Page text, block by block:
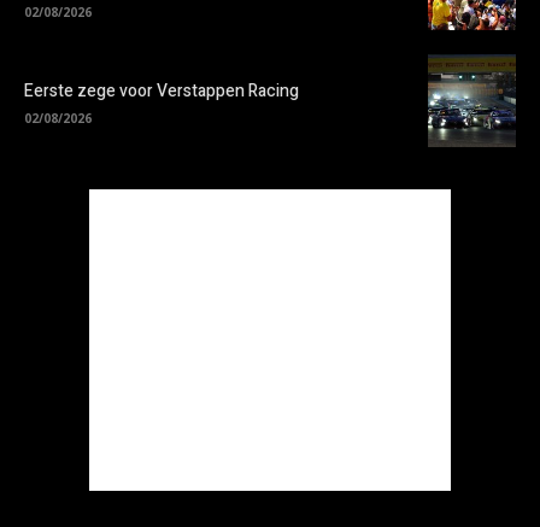
02/08/2026
Eerste zege voor Verstappen Racing
02/08/2026